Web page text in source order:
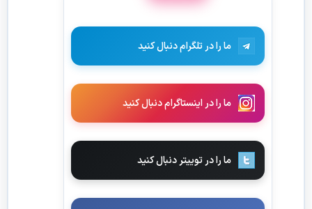
ما را در تلگرام دنبال کنید
ما را در اینستاگرام دنبال کنید
ما را در توییتر دنبال کنید